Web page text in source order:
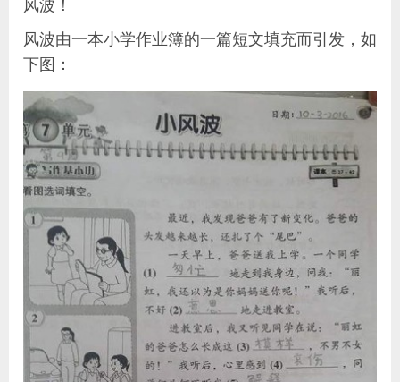
风波由一本小学作业簿的一篇短文填充而引发，如
下图：